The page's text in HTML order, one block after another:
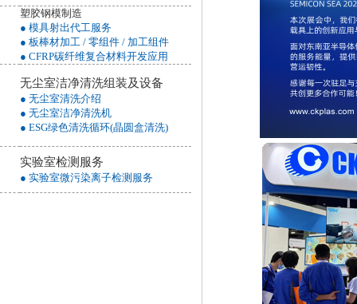
塑胶钢模制造
● 模具射出代工服务
● 板棒材加工 / 零组件 / 加工组件
● CFRP碳纤维复合材料开发应用
无尘室洁净清洗组装及设备
● 无尘室清洗介绍
● 无尘室洁净清洗机
● ESG绿色清洗循环(晶圆盒清洗)
实验室检测服务
● 实验室微污染离子检测服务